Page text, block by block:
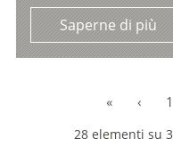
Saperne di più
« ‹ 1
28 elementi su